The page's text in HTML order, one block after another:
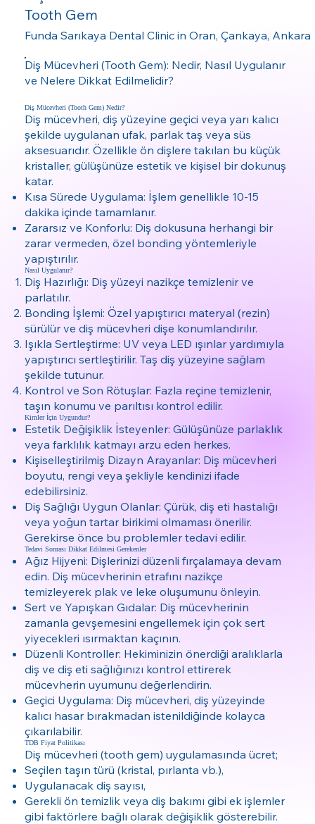
Funda Sarıkaya Dental Clinic in Oran, Çankaya, Ankara
Tooth Gem
Diş Mücevheri (Tooth Gem): Nedir, Nasıl Uygulanır
ve Nelere Dikkat Edilmelidir?
Diş Mücevheri (Tooth Gem) Nedir?
Diş mücevheri, diş yüzeyine geçici veya yarı kalıcı
şekilde uygulanan ufak, parlak taş veya süs
aksesuarıdır. Özellikle ön dişlere takılan bu küçük
kristaller, gülüşünüze estetik ve kişisel bir dokunuş
katar.
Kısa Sürede Uygulama: İşlem genellikle 10-15
dakika içinde tamamlanır.
Zararsız ve Konforlu: Diş dokusuna herhangi bir
zarar vermeden, özel bonding yöntemleriyle
yapıştırılır.
Nasıl Uygulanır?
Diş Hazırlığı: Diş yüzeyi nazikçe temizlenir ve
parlatılır.
Bonding İşlemi: Özel yapıştırıcı materyal (rezin)
sürülür ve diş mücevheri dişe konumlandırılır.
Işıkla Sertleştirme: UV veya LED ışınlar yardımıyla
yapıştırıcı sertleştirilir. Taş diş yüzeyine sağlam
şekilde tutunur.
Kontrol ve Son Rötuşlar: Fazla reçine temizlenir,
taşın konumu ve parıltısı kontrol edilir.
Kimler İçin Uygundur?
Estetik Değişiklik İsteyenler: Gülüşünüze parlaklık
veya farklılık katmayı arzu eden herkes.
Kişiselleştirilmiş Dizayn Arayanlar: Diş mücevheri
boyutu, rengi veya şekliyle kendinizi ifade
edebilirsiniz.
Diş Sağlığı Uygun Olanlar: Çürük, diş eti hastalığı
veya yoğun tartar birikimi olmaması önerilir.
Gerekirse önce bu problemler tedavi edilir.
Tedavi Sonrası Dikkat Edilmesi Gerekenler
Ağız Hijyeni: Dişlerinizi düzenli fırçalamaya devam
edin. Diş mücevherinin etrafını nazikçe
temizleyerek plak ve leke oluşumunu önleyin.
Sert ve Yapışkan Gıdalar: Diş mücevherinin
zamanla gevşemesini engellemek için çok sert
yiyecekleri ısırmaktan kaçının.
Düzenli Kontroller: Hekiminizin önerdiği aralıklarla
diş ve diş eti sağlığınızı kontrol ettirerek
mücevherin uyumunu değerlendirin.
Geçici Uygulama: Diş mücevheri, diş yüzeyinde
kalıcı hasar bırakmadan istenildiğinde kolayca
çıkarılabilir.
TDB Fiyat Politikası
Diş mücevheri (tooth gem) uygulamasında ücret;
Seçilen taşın türü (kristal, pırlanta vb.),
Uygulanacak diş sayısı,
Gerekli ön temizlik veya diş bakımı gibi ek işlemler
gibi faktörlere bağlı olarak değişiklik gösterebilir.